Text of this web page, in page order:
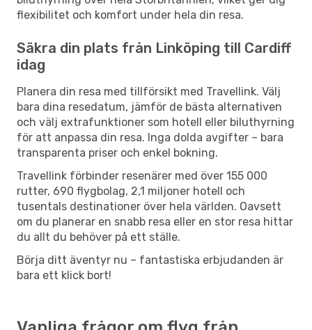
flexibilitet och komfort under hela din resa.
Säkra din plats från Linköping till Cardiff
idag
Planera din resa med tillförsikt med Travellink. Välj
bara dina resedatum, jämför de bästa alternativen
och välj extrafunktioner som hotell eller biluthyrning
för att anpassa din resa. Inga dolda avgifter – bara
transparenta priser och enkel bokning.
Travellink förbinder resenärer med över 155 000
rutter, 690 flygbolag, 2,1 miljoner hotell och
tusentals destinationer över hela världen. Oavsett
om du planerar en snabb resa eller en stor resa hittar
du allt du behöver på ett ställe.
Börja ditt äventyr nu – fantastiska erbjudanden är
bara ett klick bort!